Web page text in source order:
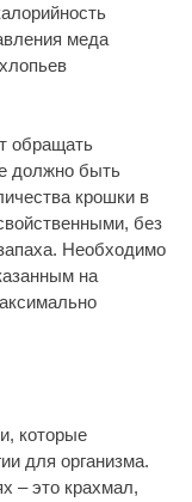
меда
обращать
должно быть
крошки в
без
Необходимо
на
которые
для организма.
– это крахмал,